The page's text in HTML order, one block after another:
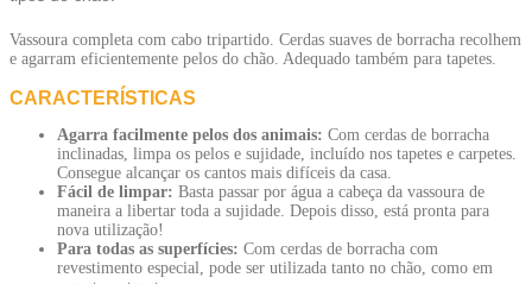
Vassoura completa com cabo tripartido. Cerdas suaves de borracha recolhem
e agarram eficientemente pelos do chão. Adequado também para tapetes.
CARACTERÍSTICAS
Agarra facilmente pelos dos animais: Com cerdas de borracha
inclinadas, limpa os pelos e sujidade, incluído nos tapetes e carpetes.
Consegue alcançar os cantos mais difíceis da casa.
Fácil de limpar: Basta passar por água a cabeça da vassoura de
maneira a libertar toda a sujidade. Depois disso, está pronta para
nova utilização!
Para todas as superfícies: Com cerdas de borracha com
revestimento especial, pode ser utilizada tanto no chão, como em